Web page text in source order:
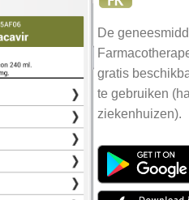
De
gratis
te gebruiken
ziekenhuizen).